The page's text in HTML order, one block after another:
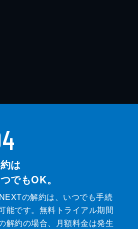
は
でもOK。
の解約は、いつでも手続
能です。無料トライアル期間
解約の場合、月額料金は発生